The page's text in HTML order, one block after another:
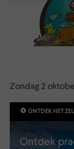
Zondag 2
ONTDEK HET
Ontdek